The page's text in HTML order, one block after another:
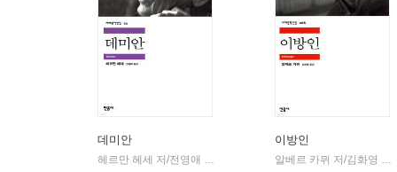
데미안
헤르만 헤세 저/전영애 역
이방인
알베르 카뮈 저/김화영 역